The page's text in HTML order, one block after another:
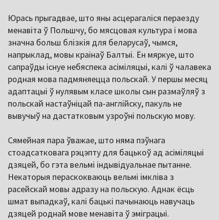
Юрась прыгадвае, што яны асцерагаліся пераезду
менавіта ў Польшчу, бо мясцовая культура і мова
значна больш блізкія для беларусаў, чымся,
напрыклад, мовы краінаў Балтыі. Ён мяркуе, што
сапраўды існуе небяспека асіміляцыі, калі ў чалавека
родная мова падмяняецца польскай. У першы месяц
адаптацыі ў нулявым класе школы сын размаўляў з
польскай настаўніцай па-англійску, пакуль не
вывучыў на дастатковым узроўні польскую мову.
Сямейная пара ўважае, што няма пэўнага
стоадсатковага рэцэпту для бацькоў ад асіміляцыі
дзяцей, бо гэта вельмі індывідуальнае пытанне.
Некаторыя пераскокваюць вельмі імкліва з
расейскай мовы адразу на польскую. Аднак ёсць
шмат выпадкаў, калі бацькі пачынаюць навучаць
дзяцей роднай мове менавіта ў эміграцыі.